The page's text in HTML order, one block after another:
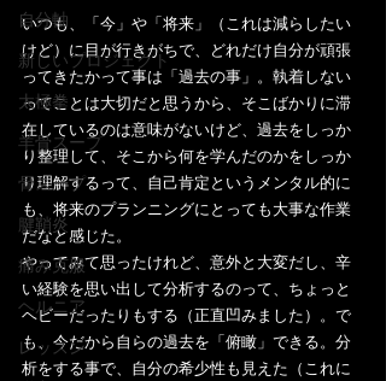
自分軸
新しいプロジェクト
太極拳
羊骨スープ
骨スープ
腱鞘炎
痛み克服
ヘルニア
レッスン
いつも、「今」や「将来」（これは減らしたい
けど）に目が行きがちで、どれだけ自分が頑張
ってきたかって事は「過去の事」。執着しない
ってことは大切だと思うから、そこばかりに滞
在しているのは意味がないけど、過去をしっか
り整理して、そこから何を学んだのかをしっか
り理解するって、自己肯定というメンタル的に
も、将来のプランニングにとっても大事な作業
だなと感じた。
やってみて思ったけれど、意外と大変だし、辛
い経験を思い出して分析するのって、ちょっと
ヘビーだったりもする（正直凹みました）。で
も、今だから自らの過去を「俯瞰」できる。分
析をする事で、自分の希少性も見えた（これに